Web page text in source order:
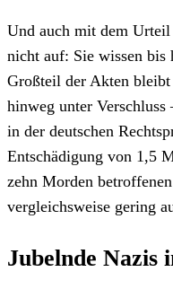
Und auch mit dem
nicht auf: Sie wissen bis
Großteil der Akten bleibt
hinweg unter
in der deutschen
Entschädigung von 1,5
zehn Morden
vergleichsweise gering
Jubelnde Nazis